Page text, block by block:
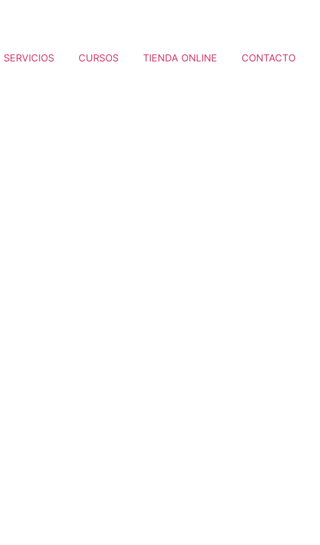
SERVICIOS CURSOS TIENDA ONLINE CONTACTO